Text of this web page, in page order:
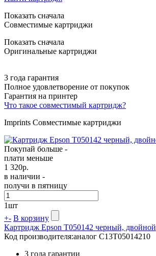
Показать сначала
Совместимые картриджи
Показать сначала
Оригинальные картриджи
3 года гарантия
Полное удовлетворение от покупок
Гарантия на принтер
Что такое совместимый картридж?
Imprints Совместимые картриджи
Покупай больше -
плати меньше
1 320р.
в наличии -
получи в пятницу
1шт
+- В корзину
Картридж Epson T050142 черный, двойной
Код производителя:аналог C13T05014210
3 года гарантии